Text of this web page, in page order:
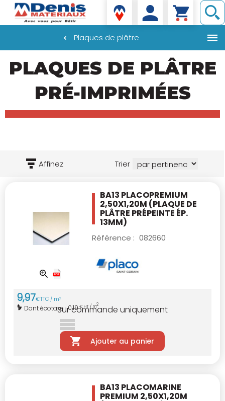
au
contenu
Denis matériaux
Plaques de plâtre
PLAQUES DE PLÂTRE
PRÉ-IMPRIMÉES
Affinez Trier
BA13 PLACOPREMIUM
2,50X1,20M (PLAQUE DE
PLÂTRE PRÉPEINTE ÉP.
13MM)
Référence : 082660
9,97€TTC / m2
Dont écotaxe :0,19€ HT / m2
Sur commande uniquement
Ajouter au panier
BA13 PLACOMARINE
PREMIUM 2,50X1,20M